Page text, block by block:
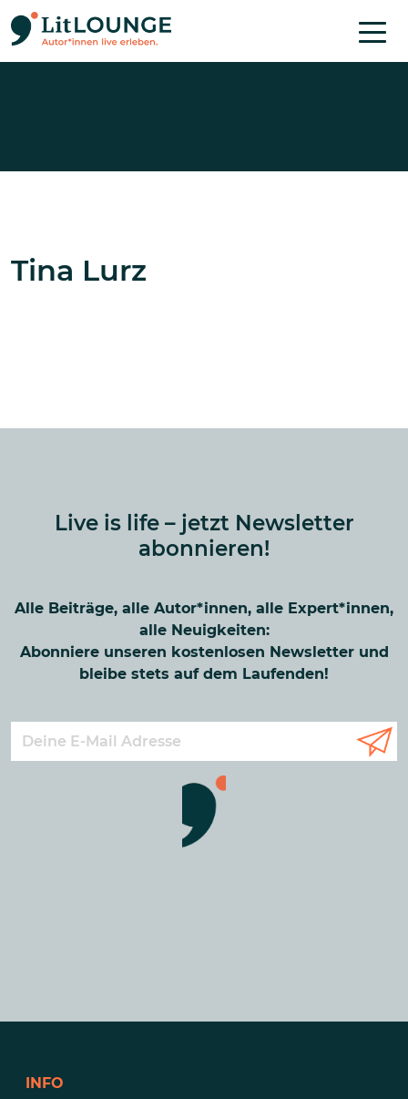
Direkt zum Inhalt
Tina Lurz
Live is life – jetzt Newsletter
abonnieren!
Alle Beiträge, alle Autor*innen, alle Expert*innen,
alle Neuigkeiten:
Abonniere unseren kostenlosen Newsletter und
bleibe stets auf dem Laufenden!
INFO